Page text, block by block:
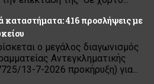
καταστήματα: 416 προσλήψεις με
ο μεγάλος διαγωνισμός
Αντεγκληματικής
13-7-2026 προκήρυξη) για...